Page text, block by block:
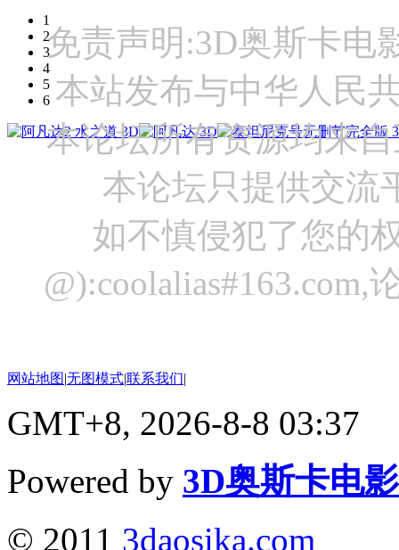
1
2
3
4
5
6
免责声明:3D奥斯卡电
本站发布与中华人民
本论坛所有资源均来
本论坛只提供交流
如不慎侵犯了您的
网站地图|无图模式|联系我们|
GMT+8, 2026-8-8 03:37
Powered by 3D奥斯卡电
© 2011 3daosika.com